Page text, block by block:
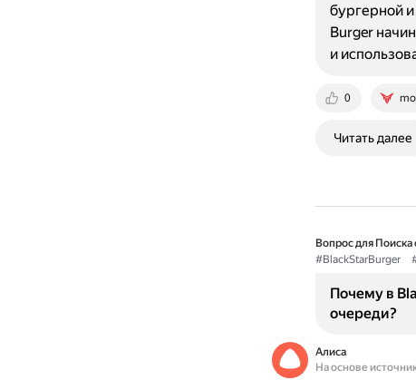
0
бургерной
Burger
и
Читать далее
Вопрос для Поиска
#BlackStarBurger
Почему в
очереди?
Алиса
На основе